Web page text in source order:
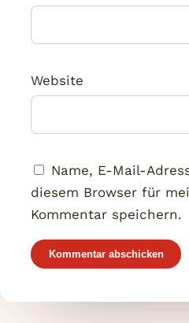
Website
Name, E-Mail-
diesem Browser für
Kommentar speichern.